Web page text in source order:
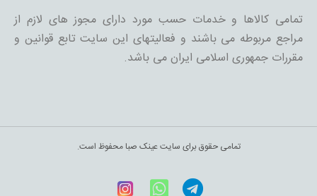
تمامی کالاها و خدمات حسب مورد دارای مجوز های لازم از
مراجع مربوطه می باشند و فعالیتهای این سایت تابع قوانین و
مقررات جمهوری اسلامی ایران می باشد.
تمامی حقوق برای سایت عینک صبا محفوظ است.
Telegram
WhatsApp
اینستاگرام